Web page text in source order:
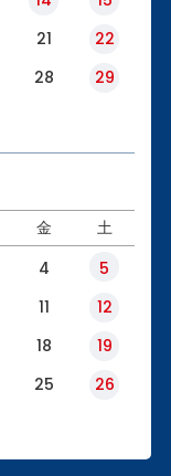
21
22
28
29
金 土
4
5
11
12
18
19
25
26